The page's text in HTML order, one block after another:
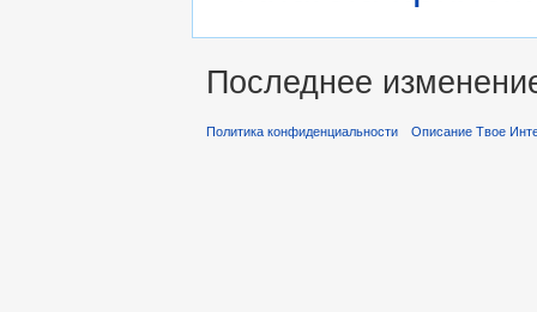
Последнее
Политика конфиденциальности Описание Твое